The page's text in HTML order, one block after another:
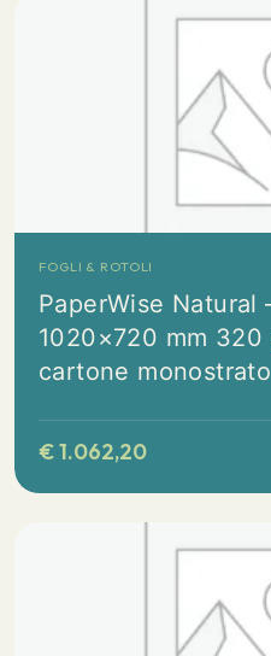
FOGLI & ROTOLI
PaperWise Natural
1020×720 mm
cartone monostrato
€1.062,20